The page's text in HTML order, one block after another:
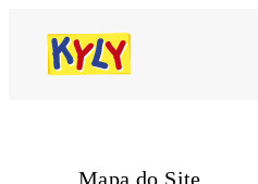
Mapa do Site